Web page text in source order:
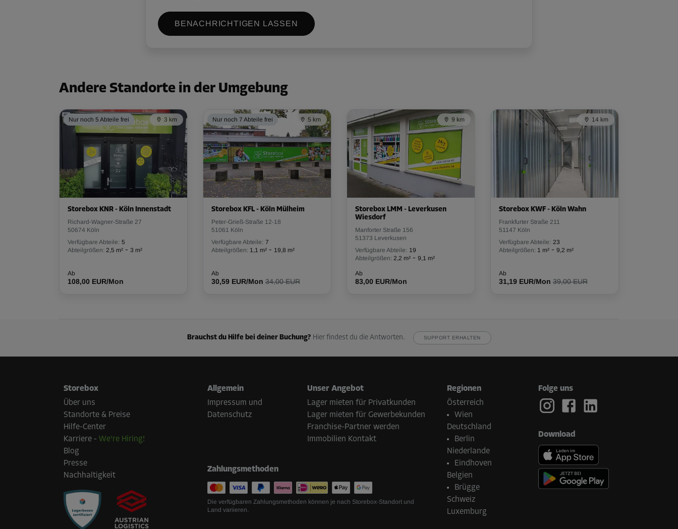
BENACHRICHTIGEN LASSEN
Andere Standorte in der Umgebung
Nur noch 5 Abteile frei 3 km
Storebox KNR - Köln Innenstadt
Richard-Wagner-Straße 27
50674 Köln
Verfügbare Abteile: 5
Abteilgrößen: 2,5 m² - 3 m²
Ab
108,00 EUR/Mon
Nur noch 7 Abteile frei 5 km
Storebox KFL - Köln Mülheim
Peter-Grieß-Straße 12-18
51061 Köln
Verfügbare Abteile: 7
Abteilgrößen: 1,1 m² - 19,8 m²
Ab
30,59 EUR/Mon 34,00 EUR
9 km
Storebox LMM - Leverkusen
Wiesdorf
Manforter Straße 156
51373 Leverkusen
Verfügbare Abteile: 19
Abteilgrößen: 2,2 m² - 9,1 m²
Ab
83,00 EUR/Mon
14 km
Storebox KWF - Köln Wahn
Frankfurter Straße 211
51147 Köln
Verfügbare Abteile: 23
Abteilgrößen: 1 m² - 9,2 m²
Ab
31,19 EUR/Mon 39,00 EUR
Brauchst du Hilfe bei deiner Buchung? Hier findest du die Antworten. SUPPORT ERHALTEN
Storebox
Über uns
Standorte & Preise
Hilfe-Center
Karriere - We're Hiring!
Blog
Presse
Nachhaltigkeit
Allgemein
Impressum und
Datenschutz
Unser Angebot
Lager mieten für Privatkunden
Lager mieten für Gewerbekunden
Franchise-Partner werden
Immobilien Kontakt
Zahlungsmethoden
Die verfügbaren Zahlungsmethoden können je nach Storebox-Standort und
Land variieren.
Regionen
Österreich
Wien
Deutschland
Berlin
Niederlande
Eindhoven
Belgien
Brügge
Schweiz
Luxemburg
Folge uns
Download